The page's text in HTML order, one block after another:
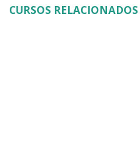
CURSOS RELACIONADOS